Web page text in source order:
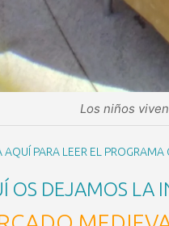
Los niños
AQUÍ PARA LEER EL PROGRAMA
OS DEJAMOS LA